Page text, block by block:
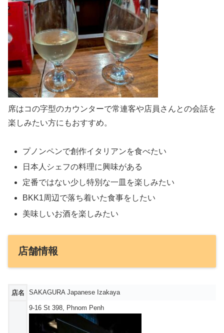
席はコの字型のカウンターで常連客や店員さんとの会話を
楽しみたい方にもおすすめ。
プノンペンで創作イタリアンを食べたい
日本人シェフの料理に興味がある
定番ではない少し特別な一皿を楽しみたい
BKK1周辺で落ち着いた食事をしたい
美味しいお酒を楽しみたい
店舗情報
店名 SAKAGURA Japanese Izakaya
9-16 St 398, Phnom Penh